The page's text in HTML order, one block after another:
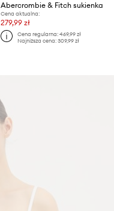
Abercrombie & Fitch sukienka
Cena aktualna:
279,99 zł
Cena regularna: 469,99 zł
Najniższa cena: 309,99 zł